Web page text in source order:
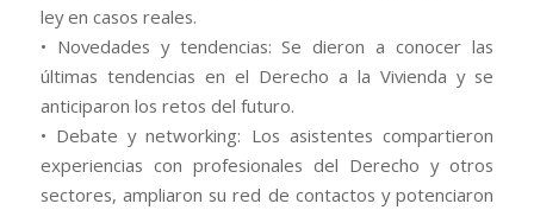
ley en casos reales.
• Novedades y tendencias: Se dieron a conocer las
últimas tendencias en el Derecho a la Vivienda y se
anticiparon los retos del futuro.
• Debate y networking: Los asistentes compartieron
experiencias con profesionales del Derecho y otros
sectores, ampliaron su red de contactos y potenciaron